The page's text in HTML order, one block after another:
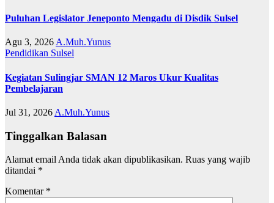
Puluhan Legislator Jeneponto Mengadu di Disdik Sulsel
Agu 3, 2026 A.Muh.Yunus
Pendidikan Sulsel
Kegiatan Sulingjar SMAN 12 Maros Ukur Kualitas
Pembelajaran
Jul 31, 2026 A.Muh.Yunus
Tinggalkan Balasan
Alamat email Anda tidak akan dipublikasikan. Ruas yang wajib
ditandai *
Komentar *